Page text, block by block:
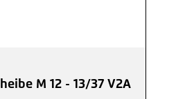
M 12 - 13/37 V2A